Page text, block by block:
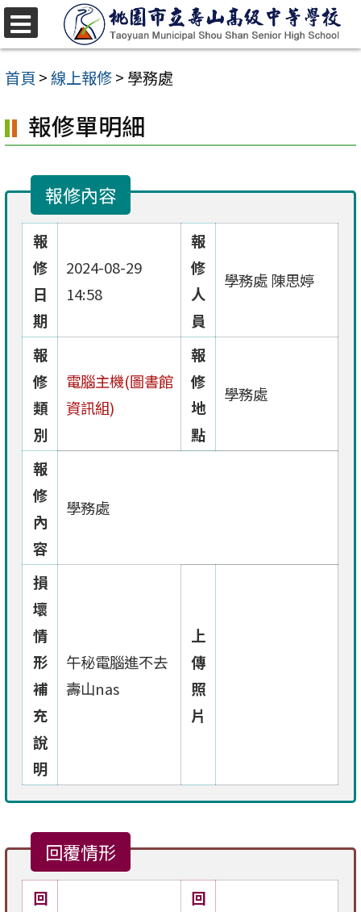
跳
至
主
內
容
首頁 >線上報修> 學務處
報修單明細
報修內容
報
修
日
期
2024-08-29
14:58
報
修
人
員
學務處 陳思婷
報
修
類
別
電腦主機(圖書館
資訊組)
報
修
地
點
學務處
報
修
內
容
學務處
損
壞
情
形
補
充
說
明
午秘電腦進不去
壽山nas
上
傳
照
片
回覆情形
回
回
選
單